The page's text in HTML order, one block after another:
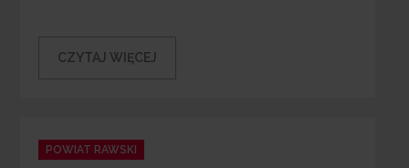
CZYTAJ WIĘCEJ
Categories
POWIAT RAWSKI